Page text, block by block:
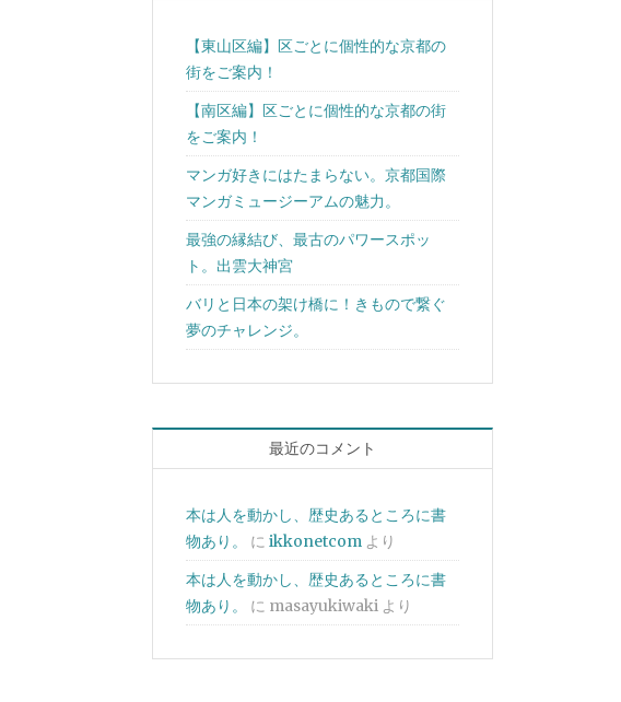
【東山区編】区ごとに個性的な京都の
街をご案内！
【南区編】区ごとに個性的な京都の街
をご案内！
マンガ好きにはたまらない。京都国際
マンガミュージーアムの魅力。
最強の縁結び、最古のパワースポッ
ト。出雲大神宮
バリと日本の架け橋に！きもので繋ぐ
夢のチャレンジ。
最近のコメント
本は人を動かし、歴史あるところに書
物あり。
に ikkonetcomより
本は人を動かし、歴史あるところに書
物あり。
に masayukiwakiより